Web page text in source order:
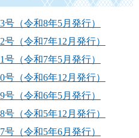
（令和8年5月発行）
（令和7年12月発行）
（令和7年5月発行）
（令和6年12月発行）
（令和6年5月発行）
（令和5年12月発行）
（令和5年6月発行）